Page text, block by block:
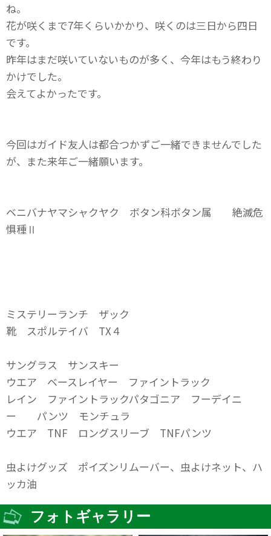
ね。
花が咲くまで7年くらいかかり、咲くのは三日から四日
です。
昨年はまだ咲いていないものが多く、今年はもう終わり
かけでした。
会えてよかったです。
今回はガイド友人は都合つかずご一緒できませんでした
が、また来年ご一緒願います。
ベニバナヤマシャクヤク ボタン科ボタン属 絶滅危
惧種Ⅱ
ミステリーランチ ザック
靴 スポルテイバ TX４
サングラス サンスキー
ウエア ベースレイヤー ファイントラック
レイン ファイントラックパタゴニア フーデイニ
ー パンツ モンチュラ
ウエア TNF ロングスリーブ TNFパンツ
虫よけグッズ ポイズンリムーバー、虫よけネット、ハ
ッカ油
フォトギャラリー